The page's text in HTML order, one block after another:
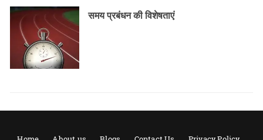
समय प्रबंधन की विशेषताएं